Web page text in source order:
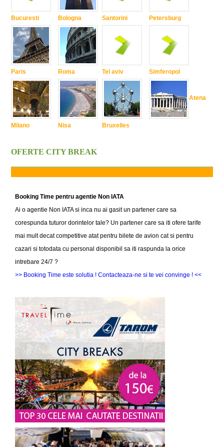
Bucuresti
Paris
Milano
Bologna
Roma
Nisa
Santorini
Tel aviv
Bruxelles
Petersburg
Simferopol
Atena
OFERTE CITY BREAK
Booking Time pentru agentie Non IATA
Ai o agentie Non IATA si inca nu ai gasit un partener care sa
corespunda tuturor dorintelor tale? Un partener care sa iti ofere tarife
mai mult decat competitive atat pentru bilete de avion cat si pentru
cazari si totodata cu personal disponibil sa iti raspunda la orice
intrebare 24/7 ?
>> Booking Time este solutia ! Contacteaza-ne si te vei convinge ! <<